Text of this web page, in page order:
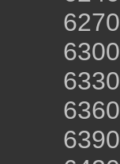
6270
6300
6330
6360
6390